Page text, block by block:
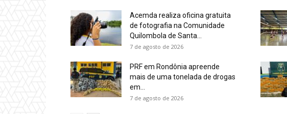
Acemda realiza oficina gratuita
de fotografia na Comunidade
Quilombola de Santa...
7 de agosto de 2026
PRF em Rondônia apreende
mais de uma tonelada de drogas
em...
7 de agosto de 2026